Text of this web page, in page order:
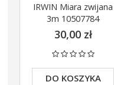
IRWIN Miara zwijana
3m 10507784
30,00 zł
DO KOSZYKA